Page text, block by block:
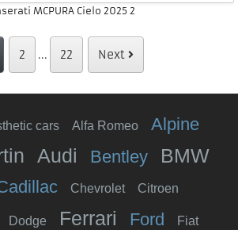
MCPURA Cielo 2025 2
2 ... 22 Next
cars Alfa Romeo Alpine
Audi Bentley BMW
Chevrolet Citroen
Dodge Ferrari Ford Fiat